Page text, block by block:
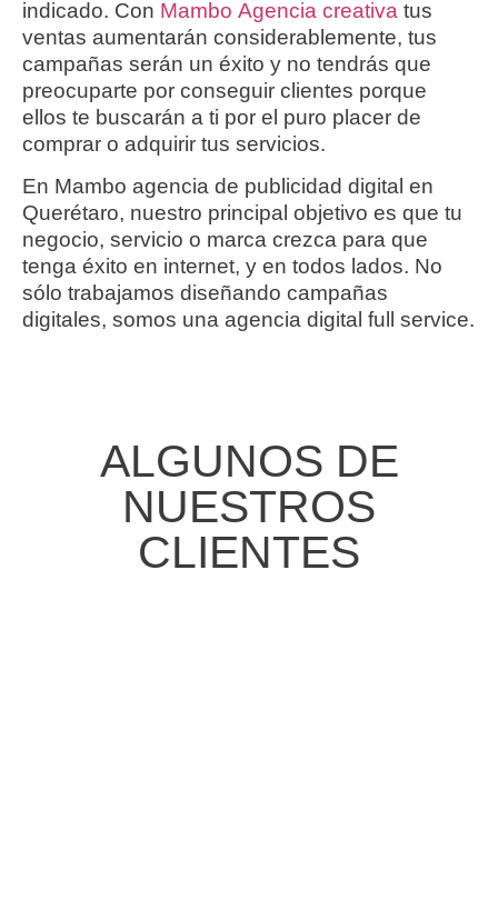
indicado. Con Mambo Agencia creativa tus
ventas aumentarán considerablemente, tus
campañas serán un éxito y no tendrás que
preocuparte por conseguir clientes porque
ellos te buscarán a ti por el puro placer de
comprar o adquirir tus servicios.
En Mambo agencia de publicidad digital en
Querétaro, nuestro principal objetivo es que tu
negocio, servicio o marca crezca para que
tenga éxito en internet, y en todos lados. No
sólo trabajamos diseñando campañas
digitales, somos una agencia digital full service.
ALGUNOS DE
NUESTROS
CLIENTES